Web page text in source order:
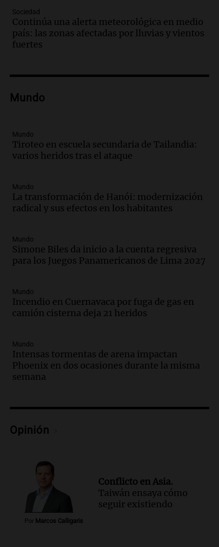
avanza con testimonios clave sobre el
accidente en Villa Dolores
Panorama Federal
tributo todos los jueves
Episodios
sea, va a ser lindo”
La Cadena del Gol
Episodios
en ludopatía: “Tener el casino en la
mano es muy peligroso”
La Argentina, hoy
Episodios
ciudad de Córdoba para interiorizarse
sobre los parques educativos
Amamos Argentina
Audio.
traerá más lluvias y eventos extremos
durante la primavera
Audio.
Córdoba sigue trabajando para
restablecer el servicio de electricidad
tras fuertes vientos
Panorama Federal
Audio.Según una encuesta, el 80% de
economía mejorará el próximo año
Audio.
oficialismo la explique mejor" sobre la
ley de propiedad privada
Informados al regreso
Audio.Debate en el Senado y protesta
Sociedad
Continúa una alerta meteorológica en medio
país: las zonas afectadas por lluvias y vientos
fuertes
Mundo
Mundo
Tiroteo en escuela secundaria de Tailandia:
varios heridos tras el ataque
Mundo
La transformación de Hanói: modernización
radical y sus efectos en los habitantes
Mundo
Simone Biles da inicio a la cuenta regresiva
para los Juegos Panamericanos de Lima 2027
Mundo
Incendio en Cuernavaca por fuga de gas en
camión cisterna deja 21 heridos
Mundo
Intensas tormentas de arena impactan
Phoenix en dos ocasiones durante la misma
semana
Opinión
Por Marcos Calligaris
Conflicto en Asia.
Taiwán ensaya cómo
seguir existiendo